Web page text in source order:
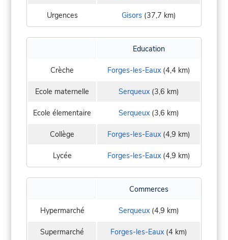
Urgences Gisors(37,7 km)
Education
Crèche Forges-les-Eaux(4,4 km)
Ecole maternelle Serqueux(3,6 km)
Ecole élementaire Serqueux(3,6 km)
Collège Forges-les-Eaux(4,9 km)
Lycée Forges-les-Eaux(4,9 km)
Commerces
Hypermarché Serqueux(4,9 km)
Supermarché Forges-les-Eaux(4 km)